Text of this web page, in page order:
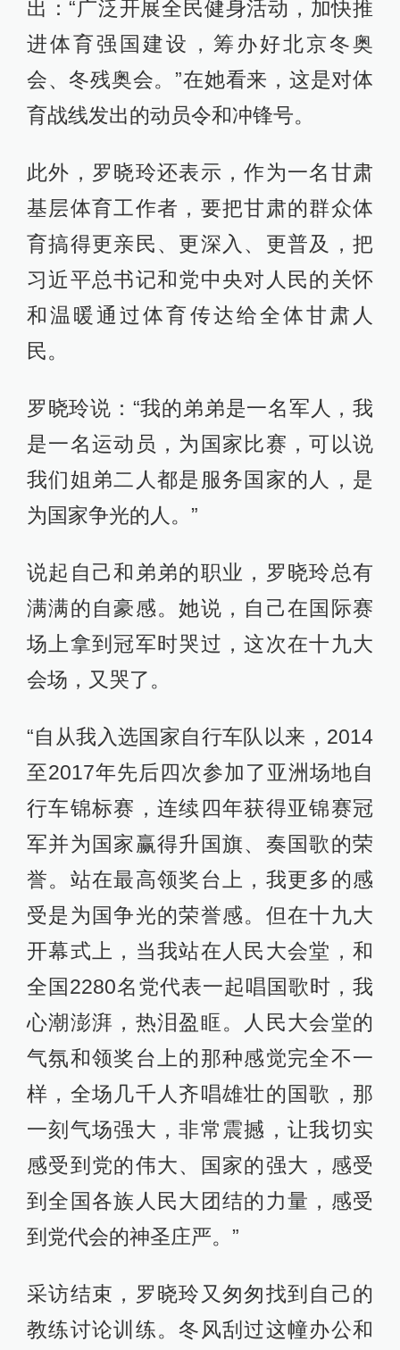
出：“广泛开展全民健身活动，加快推
进体育强国建设，筹办好北京冬奥
会、冬残奥会。”在她看来，这是对体
育战线发出的动员令和冲锋号。
此外，罗晓玲还表示，作为一名甘肃
基层体育工作者，要把甘肃的群众体
育搞得更亲民、更深入、更普及，把
习近平总书记和党中央对人民的关怀
和温暖通过体育传达给全体甘肃人
民。
罗晓玲说：“我的弟弟是一名军人，我
是一名运动员，为国家比赛，可以说
我们姐弟二人都是服务国家的人，是
为国家争光的人。”
说起自己和弟弟的职业，罗晓玲总有
满满的自豪感。她说，自己在国际赛
场上拿到冠军时哭过，这次在十九大
会场，又哭了。
“自从我入选国家自行车队以来，2014
至2017年先后四次参加了亚洲场地自
行车锦标赛，连续四年获得亚锦赛冠
军并为国家赢得升国旗、奏国歌的荣
誉。站在最高领奖台上，我更多的感
受是为国争光的荣誉感。但在十九大
开幕式上，当我站在人民大会堂，和
全国2280名党代表一起唱国歌时，我
心潮澎湃，热泪盈眶。人民大会堂的
气氛和领奖台上的那种感觉完全不一
样，全场几千人齐唱雄壮的国歌，那
一刻气场强大，非常震撼，让我切实
感受到党的伟大、国家的强大，感受
到全国各族人民大团结的力量，感受
到党代会的神圣庄严。”
采访结束，罗晓玲又匆匆找到自己的
教练讨论训练。冬风刮过这幢办公和